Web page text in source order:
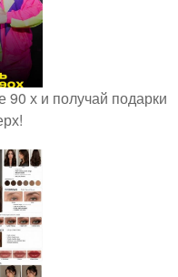
90 х и получай подарки